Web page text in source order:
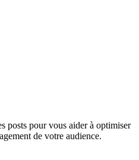
posts pour vous aider à optimiser
de votre audience.